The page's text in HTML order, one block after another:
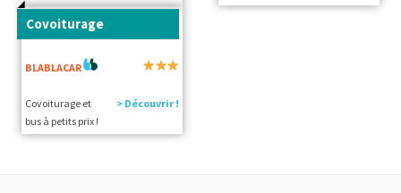
Covoiturage
BLABLACAR
Covoiturage et
bus à petits prix !
> Découvrir !